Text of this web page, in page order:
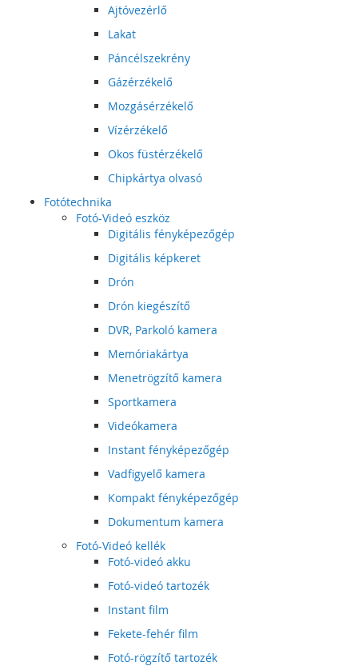
Ajtóvezérlő
Lakat
Páncélszekrény
Gázérzékelő
Mozgásérzékelő
Vízérzékelő
Okos füstérzékelő
Chipkártya olvasó
Fotótechnika
Fotó-Videó eszköz
Digitális fényképezőgép
Digitális képkeret
Drón
Drón kiegészítő
DVR, Parkoló kamera
Memóriakártya
Menetrögzítő kamera
Sportkamera
Videókamera
Instant fényképezőgép
Vadfigyelő kamera
Kompakt fényképezőgép
Dokumentum kamera
Fotó-Videó kellék
Fotó-videó akku
Fotó-videó tartozék
Instant film
Fekete-fehér film
Fotó-rögzítő tartozék